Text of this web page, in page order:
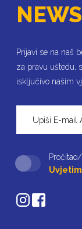
Prijavi se na naš
za pravu uštedu,
isključivo našim